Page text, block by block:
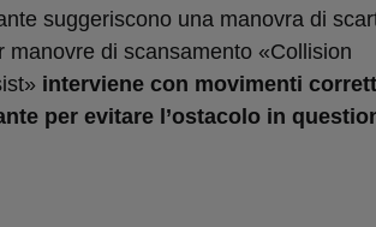
suggeriscono una manovra di
manovre di scansamento «Collision
interviene con movimenti
per evitare l’ostacolo in